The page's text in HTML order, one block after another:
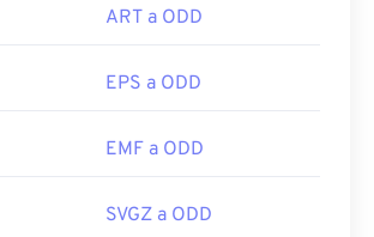
ART a ODD
EPS a ODD
EMF a ODD
SVGZ a ODD